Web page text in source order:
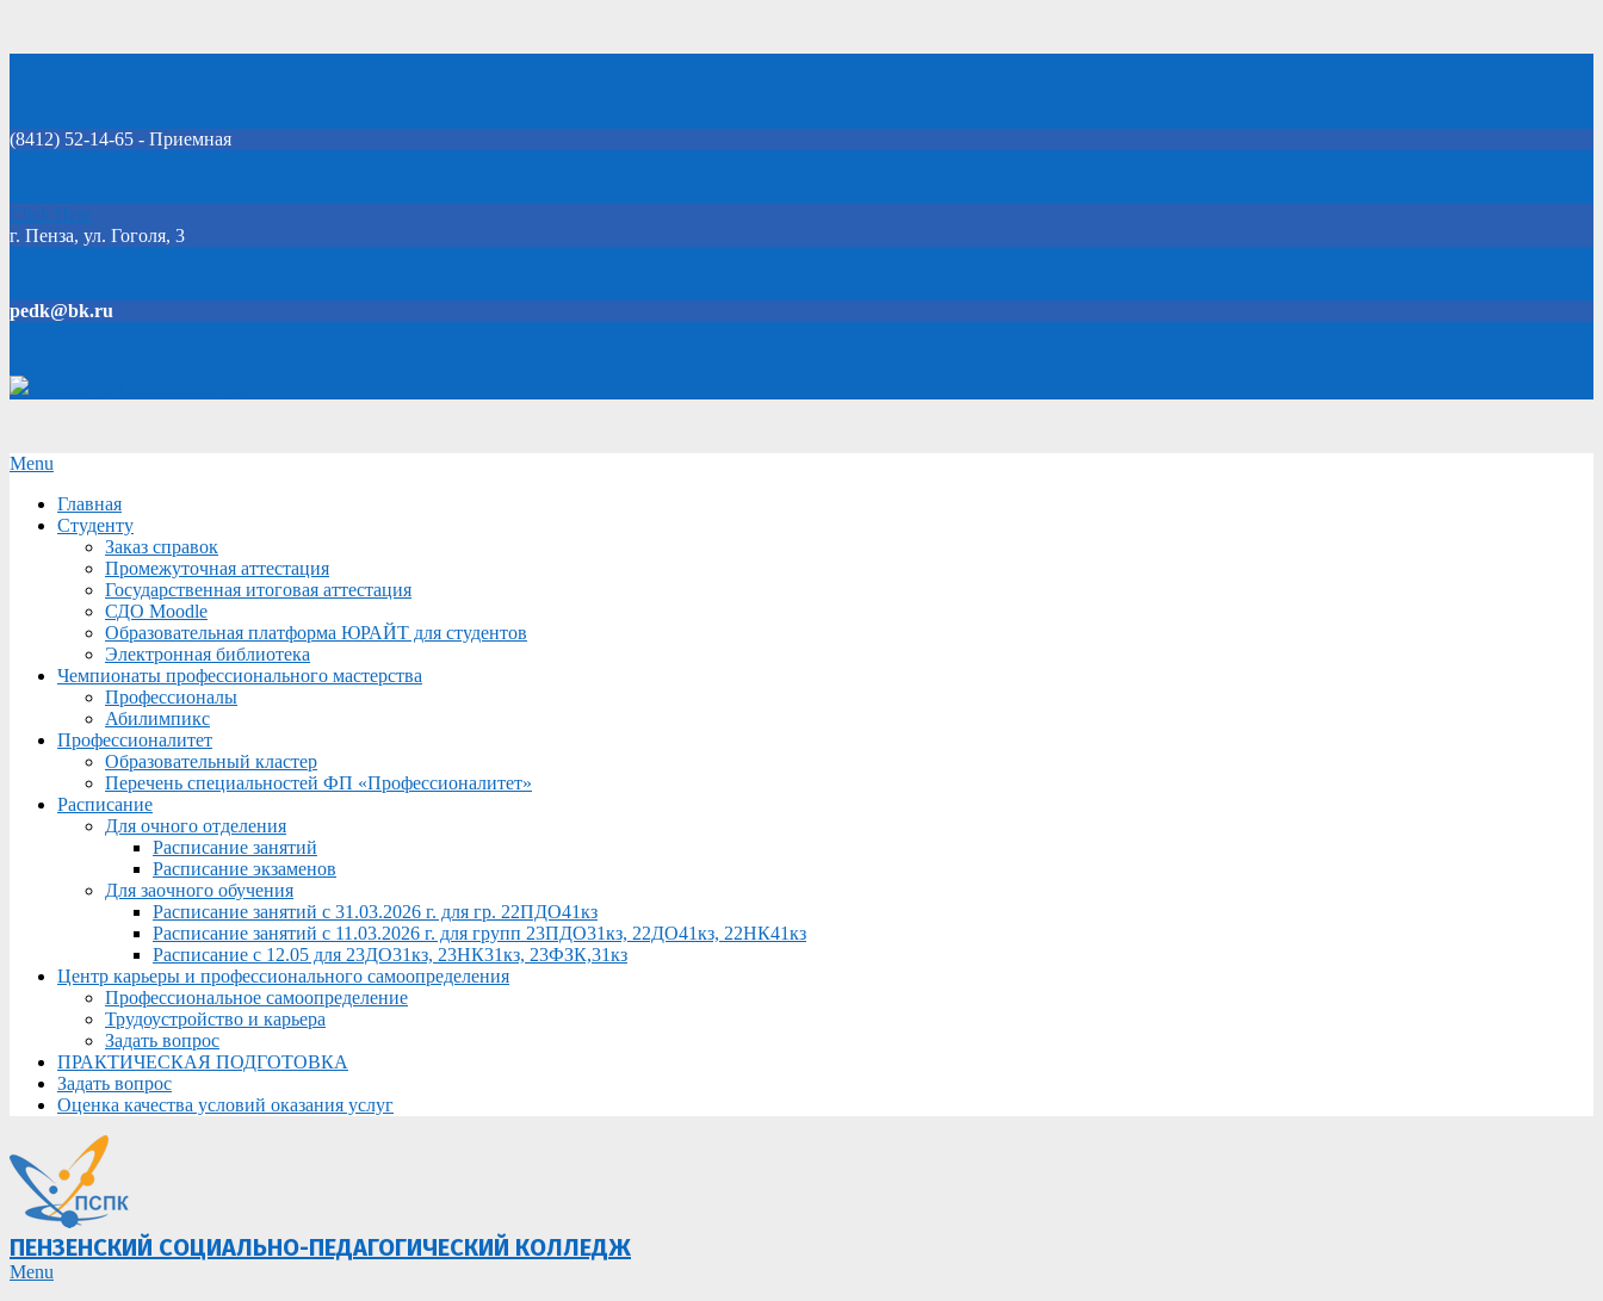
(8412) 52-14-65 - Приемная
Click Here
г. Пенза, ул. Гоголя, 3
pedk@bk.ru
Secondary
Menu
Menu
Главная
Студенту
Заказ справок
Промежуточная аттестация
Государственная итоговая аттестация
СДО Moodle
Образовательная платформа ЮРАЙТ для студентов
Электронная библиотека
Чемпионаты профессионального мастерства
Профессионалы
Абилимпикс
Профессионалитет
Образовательный кластер
Перечень специальностей ФП «Профессионалитет»
Расписание
Для очного отделения
Расписание занятий
Расписание экзаменов
Для заочного обучения
Расписание занятий с 31.03.2026 г. для гр. 22ПДО41кз
Расписание занятий с 11.03.2026 г. для групп 23ПДО31кз, 22ДО41кз, 22НК41кз
Расписание с 12.05 для 23ДО31кз, 23НК31кз, 23ФЗК,31кз
Центр карьеры и профессионального самоопределения
Профессиональное самоопределение
Трудоустройство и карьера
Задать вопрос
ПРАКТИЧЕСКАЯ ПОДГОТОВКА
Задать вопрос
Оценка качества условий оказания услуг
ПЕНЗЕНСКИЙ СОЦИАЛЬНО-ПЕДАГОГИЧЕСКИЙ КОЛЛЕДЖ
Primary
Menu